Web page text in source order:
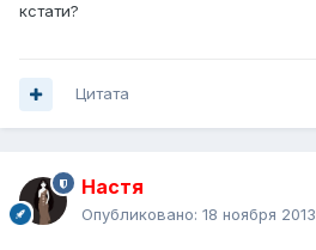
кстати?
Цитата
Настя
Опубликовано: 18 ноября 2013